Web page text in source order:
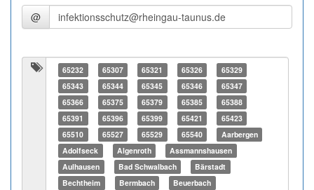
@
65232 65307 65321 65326
65329
65343
65344 65345 65346
65347
65366
65375 65379 65385
65388
65391
65396 65399 65421
65423
65510
65527 65529 65540
Aarbergen
Adolfseck
Algenroth
Assmannshausen
Aulhausen
Bad Schwalbach
Bärstadt
Bechtheim
Bermbach Beuerbach